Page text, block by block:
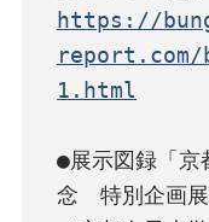
https://
1.html
●展示図録「京
念　特別企画